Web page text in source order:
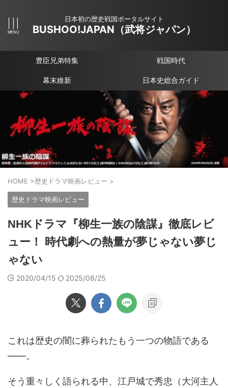
日本初の歴史戦国ポータルサイト
BUSHOO!JAPAN（武将ジャパン）
豊臣兄弟特集 戦国時代
幕末維新 日本史総合ガイド
HOME >歴史ドラマ映画レビュー >
歴史ドラマ映画レビュー
NHKドラマ『柳生一族の陰謀』徹底レビ
ュー！ 時代劇への熱量が夢じゃない夢じ
ゃない
2020/04/15 2025/08/25
これは歴史の闇に葬られたもう一つの物語である
――。
そう重々しく語られる中、江戸城で秀忠（大河主人